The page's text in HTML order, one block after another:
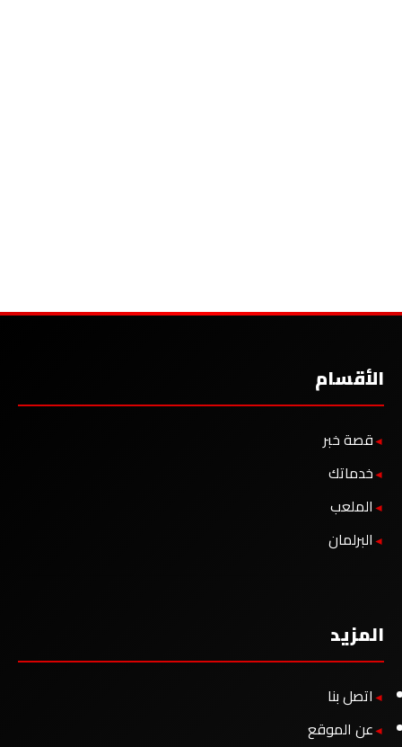
الأقسام
قصة خبر
خدماتك
الملعب
البرلمان
المزيد
اتصل بنا
عن الموقع